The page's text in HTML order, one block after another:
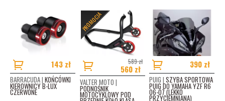
143 zł
BARRACUDA | KOŃCÓWKI
KIEROWNICY B-LUX
CZERWONE
PROMOCJA
589 zł
560 zł
VALTER MOTO |
PODNOŚNIK
MOTOCYKLOWY POD
390 zł
PUIG | SZYBA SPORTOWA
PUIG DO YAMAHA YZF R6
06-07 (LEKKO
PRZYCIEMNIANA)